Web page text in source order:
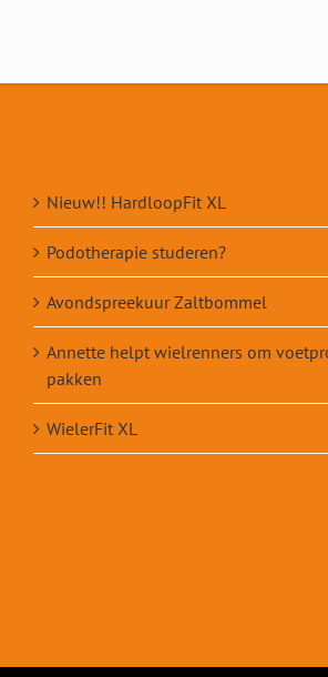
Nieuw!! HardloopFit XL
Podotherapie studeren?
Avondspreekuur Zaltbommel
Annette helpt wielrenners om
pakken
WielerFit XL